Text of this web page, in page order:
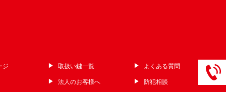
ジ 取扱い鍵一覧
法人のお客様へ
よくある質問
防犯相談